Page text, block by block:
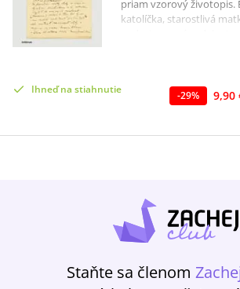
priam vzorový životopis.
katolíčka, starostlivá
samotke v Ilave ako
slamníku priamo na
bez súdu, bez možnosti
policajný vyšetrovateľ.
osemdesiatstranový
knihe doplnila o
Marína Zavacká, ktorá sa
propagandy a kontextu
Ihneď na stiahnutie -29% 9,90
Staňte sa členom